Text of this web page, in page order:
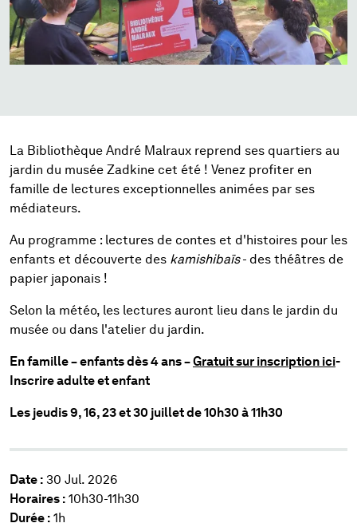
La Bibliothèque André Malraux reprend ses quartiers au
jardin du musée Zadkine cet été ! Venez profiter en
famille de lectures exceptionnelles animées par ses
médiateurs.
Au programme : lectures de contes et d'histoires pour les
enfants et découverte des kamishibaïs- des théâtres de
papier japonais !
Selon la météo, les lectures auront lieu dans le jardin du
musée ou dans l'atelier du jardin.
En famille – enfants dès 4 ans –Gratuit sur inscription ici-
Inscrire adulte et enfant
Les jeudis 9, 16, 23 et 30 juillet de 10h30 à 11h30
Date : 30 Jul. 2026
Horaires : 10h30-11h30
Durée : 1h